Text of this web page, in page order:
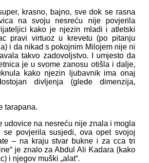
krasno, bajno, sve dok se rasna
na svoju nesreću nije povjerila
kako je njezin mladi i atletski
pravi virtuoz u krevetu (po pitanju
i da nikad s pokojnim Milojem nije ni
takvo zadovoljstvo. I umjesto da
je u svome zanosu otišla i dalje,
kako njezin ljubavnik ima onaj
divljenja (glede dimenzija,
tarapana.
udovice na nesreću nije znala i mogla
se povjerila susjedi, ova opet svojoj
– na kraju stvar bukne i za cca tri
je znalo za Abdul Ali Kadara (kako
i njegov muški „alat“.